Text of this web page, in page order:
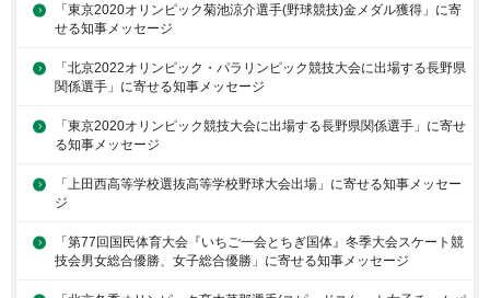
「東京2020オリンピック菊池涼介選手(野球競技)金メダル獲得」に寄
せる知事メッセージ
「北京2022オリンピック・パラリンピック競技大会に出場する長野県
関係選手」に寄せる知事メッセージ
「東京2020オリンピック競技大会に出場する長野県関係選手」に寄せ
る知事メッセージ
「上田西高等学校選抜高等学校野球大会出場」に寄せる知事メッセー
ジ
「第77回国民体育大会『いちご一会とちぎ国体』冬季大会スケート競
技会男女総合優勝、女子総合優勝」に寄せる知事メッセージ